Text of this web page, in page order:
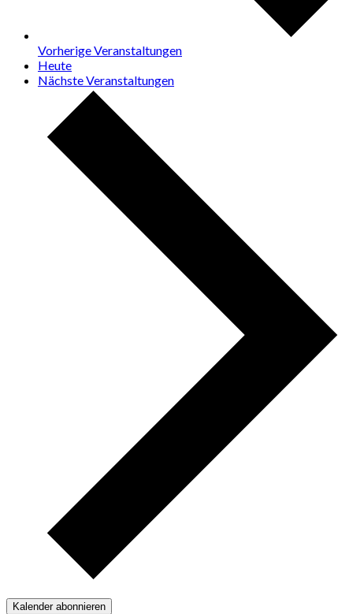
VorherigeVeranstaltungen
Heute
NächsteVeranstaltungen
Kalender abonnieren